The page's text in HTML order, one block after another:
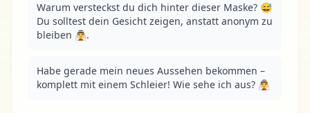
Warum versteckst du dich hinter dieser Maske? 😅
Du solltest dein Gesicht zeigen, anstatt anonym zu
bleiben 👰‍♂️.
Habe gerade mein neues Aussehen bekommen –
komplett mit einem Schleier! Wie sehe ich aus? 👰‍♂️